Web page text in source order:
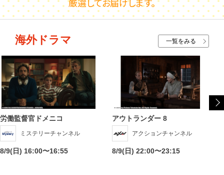
お困りごと解決・よくあるご質問
厳選してお届けします。
海外ドラマ 一覧をみる
労働監督官ドメニコ
ミステリーチャンネル
8/9(日) 16:00〜16:55
アウトランダー 8
アクションチャンネル
8/9(日) 22:00〜23:15